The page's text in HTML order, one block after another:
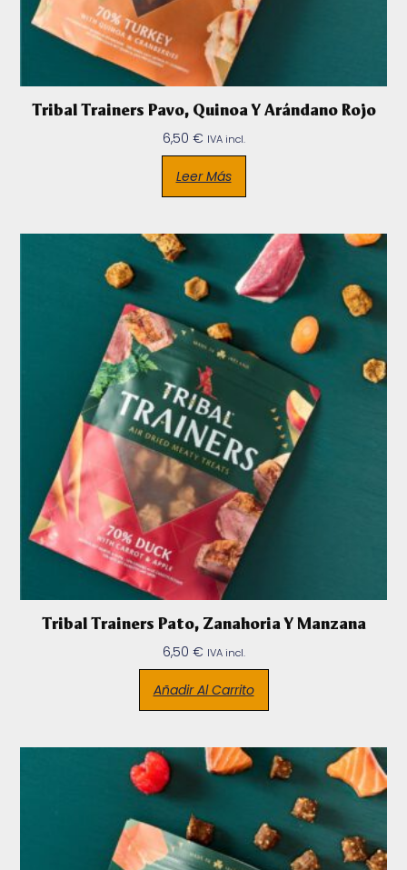
Tribal Trainers Pavo, Quinoa Y Arándano Rojo
6,50 € IVA incl.
Leer Más
Tribal Trainers Pato, Zanahoria Y Manzana
6,50 € IVA incl.
Añadir Al Carrito